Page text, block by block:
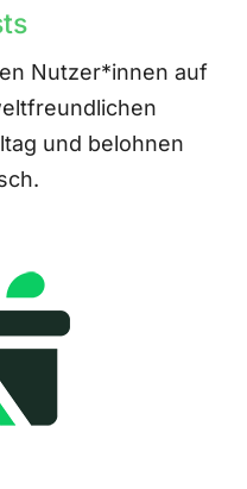
Nutzer*innen auf
und belohnen